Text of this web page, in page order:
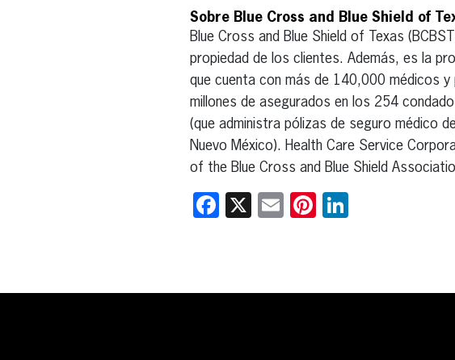
Sobre Blue Cross and Blue Shield of
Blue Cross and Blue Shield of Texas
propiedad de los clientes. Además, es la
que cuenta con más de 140,000 médicos
millones de asegurados en los 254
(que administra pólizas de seguro médico
Nuevo México). Health Care Service
of the Blue Cross and Blue Shield
Facebook
X EmailPinterest